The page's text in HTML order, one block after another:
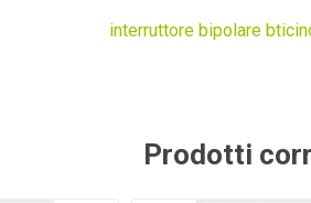
interruttore bipolare
Prodotti